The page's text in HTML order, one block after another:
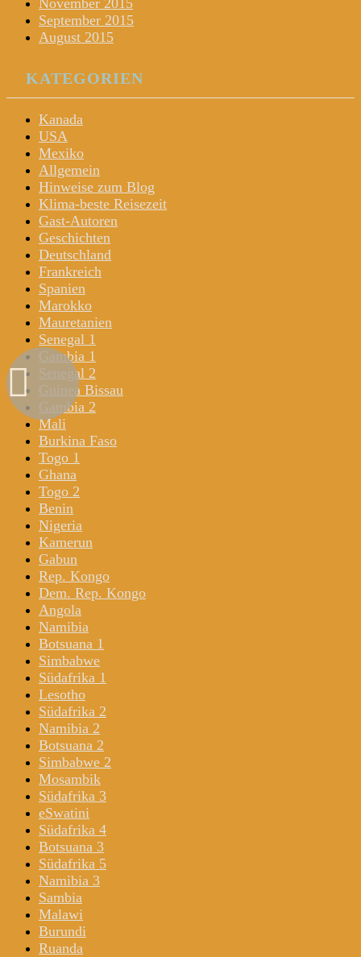
September 2015
August 2015
KATEGORIEN
Kanada
USA
Mexiko
Allgemein
Hinweise zum Blog
Klima-beste Reisezeit
Gast-Autoren
Geschichten
Deutschland
Frankreich
Spanien
Marokko
Mauretanien
Senegal 1
Gambia 1
Senegal 2
Guinea Bissau
Gambia 2
Mali
Burkina Faso
Togo 1
Ghana
Togo 2
Benin
Nigeria
Kamerun
Gabun
Rep. Kongo
Dem. Rep. Kongo
Angola
Namibia
Botsuana 1
Simbabwe
Südafrika 1
Lesotho
Südafrika 2
Namibia 2
Botsuana 2
Simbabwe 2
Mosambik
Südafrika 3
eSwatini
Südafrika 4
Botsuana 3
Südafrika 5
Namibia 3
Sambia
Malawi
Burundi
Ruanda